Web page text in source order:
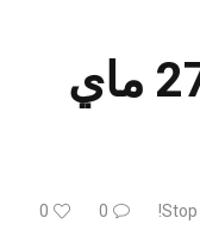
مفتي الجمهورية: رسميا عيد الأضحى بتونس يوم 27 ماي
Stop!
0
0